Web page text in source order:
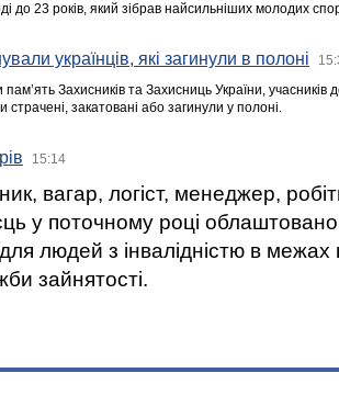
до 23 років, який зібрав найсильніших молодих
українців, які загинули в полоні
пам’ять Захисників та Захисниць України,
страчені, закатовані або загинули у полоні.
15:14
вагар, логіст, менеджер,
у поточному році
людей з інвалідністю в межах
зайнятості.